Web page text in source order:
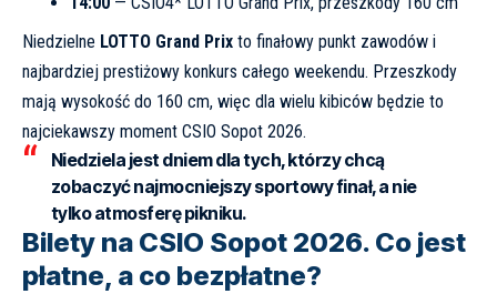
Niedzielne LOTTO Grand Prix to finałowy punkt zawodów i
najbardziej prestiżowy konkurs całego weekendu. Przeszkody
mają wysokość do 160 cm, więc dla wielu kibiców będzie to
najciekawszy moment CSIO Sopot 2026.
Niedziela jest dniem dla tych, którzy chcą
zobaczyć najmocniejszy sportowy finał, a nie
tylko atmosferę pikniku.
Bilety na CSIO Sopot 2026. Co jest
płatne, a co bezpłatne?